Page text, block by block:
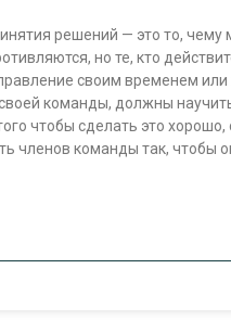
решений — это то, чему
но те, кто
своим временем или
команды, должны
чтобы сделать это
членов команды так, чтобы